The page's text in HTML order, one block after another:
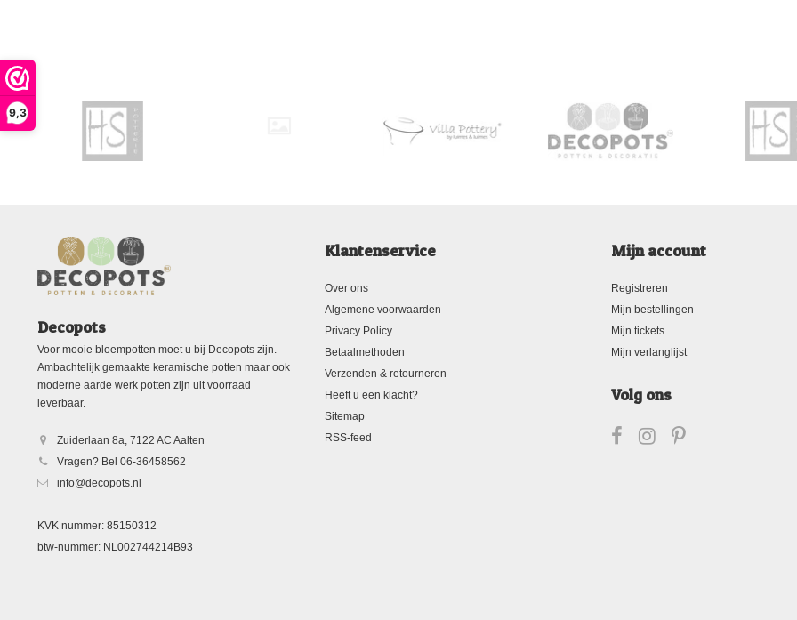
9,3
Decopots
Voor mooie bloempotten moet u bij Decopots zijn.
Ambachtelijk gemaakte keramische potten maar ook
moderne aarde werk potten zijn uit voorraad
leverbaar.
Zuiderlaan 8a, 7122 AC Aalten
Vragen? Bel 06-36458562
info@decopots.nl
KVK nummer: 85150312
btw-nummer: NL002744214B93
Klantenservice
Over ons
Algemene voorwaarden
Privacy Policy
Betaalmethoden
Verzenden & retourneren
Heeft u een klacht?
Sitemap
RSS-feed
Mijn account
Registreren
Mijn bestellingen
Mijn tickets
Mijn verlanglijst
Volg ons